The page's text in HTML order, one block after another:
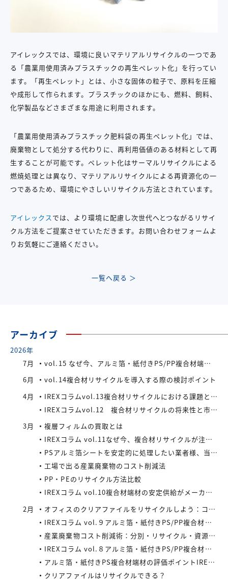
アイレックスでは、環境に良いマテリアルリサイクルの一つであ
る「農業用使用済みプラスチックの再生ペレット化」を行ってい
ます。「再生ペレット」とは、小さな固体の粒子で、原料を圧縮
や成形して作られます。プラスチックのほかにも、燃料、飼料、
化学製品などさまざまな用途に利用されます。
「農業用使用済みプラスチック肥料袋の再生ペレット化」では、
廃棄物として処分する代わりに、再利用価値のある材料として再
生することが可能です。ペレット化はサーマルリサイクルによる
燃焼処理とは異なり、マテリアルリサイクルによる再資源化の一
つであるため、環境にやさしいリサイクル方法とされています。
アイレックス では、より環境に配慮し次世代へとつながるリサイ
クル方法をご提案させていただきます。お問い合わせフォームよ
りお気軽にご連絡ください。
一覧へ戻る ＞
アーカイブ
2026年
7月
vol.15 なぜ今、アルミ箔・紙付きPS/PP複合材端材が注目されているのか
6月
vol.14複合材リサイクルを導入する際の検討ポイント
4月
IREXコラムvol.13複合材リサイクルにおける課題と今後の展望
IREXコラムvol.12 複合材リサイクルの将来性と市場拡大の可能性
3月
複層フィルムの買取とは
IREXコラム vol.11なぜ今、複合材リサイクルが注目されているのか
PSアルミ箔シートを安定的に処理したい業者様、当社が買い取ります！
工場で出る産業廃棄物のコスト削減法
PP・PEのリサイクル方法比較
IREXコラム vol.10複合材端材の安定供給がメーカーにもたらすメリット
2月
オフィスのクリアファイルをリサイクルしよう：コストと環境負荷を同時に減らす方法
IREXコラム vol.９アルミ箔・紙付きPS/PP複合材端材の回収スキームと全国対応体制
産業廃棄物コスト削減術：分別・リサイクル・資源化の徹底活用
IREXコラム vol.８アルミ箔・紙付きPS/PP複合材端材をより高く評価するために現場でできること
アルミ箔・紙付きPS複合材端材の評価ポイントIREXコラム vol.7
クリアファイルはリサイクルできる？